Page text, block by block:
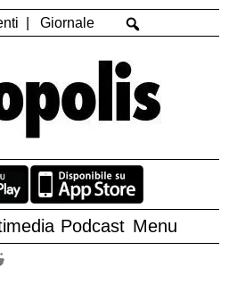
Giornale
Podcast Menu